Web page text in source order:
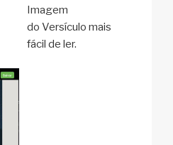
Imagem
do Versículo mais
fácil de ler.